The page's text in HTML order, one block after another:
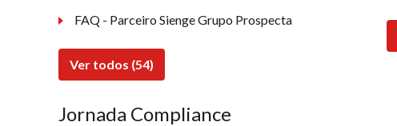
FAQ - Parceiro Sienge Grupo Prospecta
Ver todos (54)
Jornada Compliance